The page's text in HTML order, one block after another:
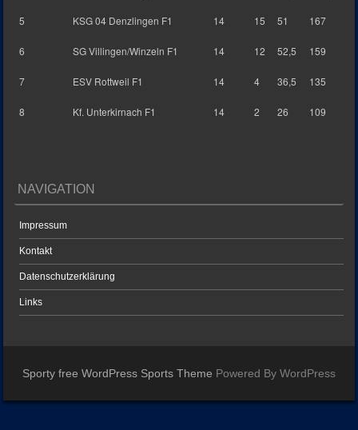
5 KSG 04 Denzlingen F1 14 15 51 167
6 SG Villingen/Winzeln F1 14 12 52,5 159
7 ESV Rottweil F1 14 4 36,5 135
8 Kf. Unterkirnach F1 14 2 26 109
NAVIGATION
Impressum
Kontakt
Datenschutzerklärung
Links
Sporty free WordPress Sports Theme Powered By WordPress